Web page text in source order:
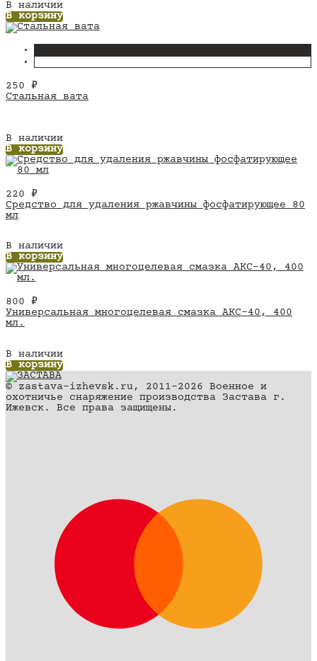
В наличии
В корзину
250 ₽
Стальная вата
В наличии
В корзину
220 ₽
Средство для удаления ржавчины фосфатирующее 80
мл
В наличии
В корзину
800 ₽
Универсальная многоцелевая смазка АКС-40, 400
мл.
В наличии
В корзину
© zastava-izhevsk.ru, 2011–2026 Военное и
охотничье снаряжение производства Застава г.
Ижевск. Все права защищены.